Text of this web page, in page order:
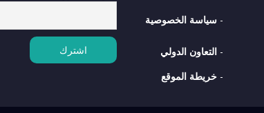
- سياسة الخصوصية
- التعاون الدولي
- خريطة الموقع